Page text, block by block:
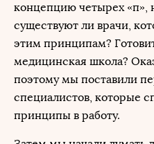
концепцию четырех «п»,
существуют ли врачи,
этим принципам?
медицинская школа?
поэтому мы поставили
специалистов, которые
принципы в работу.